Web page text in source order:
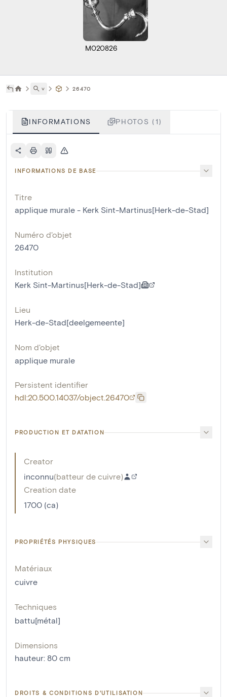
M020826
˅ 26470
INFORMATIONS PHOTOS (1)
INFORMATIONS DE BASE
Titre
applique murale - Kerk Sint-Martinus[Herk-de-Stad]
Numéro d'objet
26470
Institution
Kerk Sint-Martinus[Herk-de-Stad]
Lieu
Herk-de-Stad[deelgemeente]
Nom d'objet
applique murale
Persistent identifier
hdl:20.500.14037/object.26470
PRODUCTION ET DATATION
Creator
inconnu(batteur de cuivre)
Creation date
1700 (ca)
PROPRIÉTÉS PHYSIQUES
Matériaux
cuivre
Techniques
battu[métal]
Dimensions
hauteur: 80 cm
DROITS & CONDITIONS D'UTILISATION